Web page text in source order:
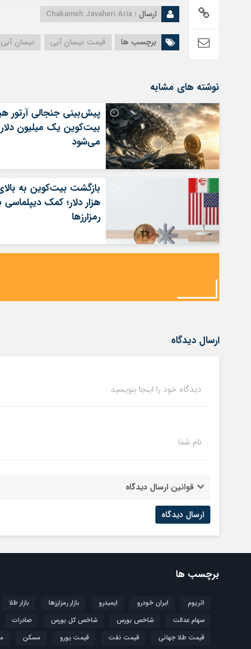
ارسال : Chakameh Javaheri Aria
برچسب ها قیمت نیسان آبی نیسان آبی
نوشته های مشابه
پیش‌بینی جنجالی آرتور
بیت‌کوین یک میلیون
می‌شود
هزار دلار؛ کمک دیپلماسی
رمزارزها
ارسال دیدگاه
دیدگاه خود را اینجا بنویسید
نام شما
قوانین ارسال دیدگاه
برچسب ها
اتریوم ایران خودرو ایمیدرو بازار رمزارزها بازار طلا
سهام عدالت
شاخص بورس شاخص کل بورس صادرات
قیمت طلا جهانی
قیمت نفت قیمت یورو مسکن